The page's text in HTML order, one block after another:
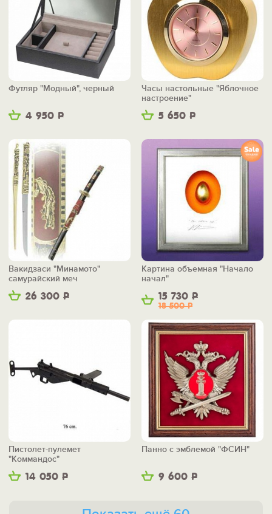
4 950 Р
Футляр "Модный", черный
5 650 Р
Часы настольные "Яблочное
настроение"
26 300 Р
Вакидзаси "Минамото"
самурайский меч
15 730 Р
18 500Р
Картина объемная "Начало
начал"
14 050 Р
Пистолет-пулемет
"Коммандос"
9 600 Р
Панно с эмблемой "ФСИН"